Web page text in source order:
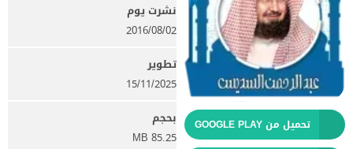
تحميل من GOOGLE PLAY
نشرت يوم
02‏/08‏/2016
تطوير
15/11/2025
بحجم
85.25 MB